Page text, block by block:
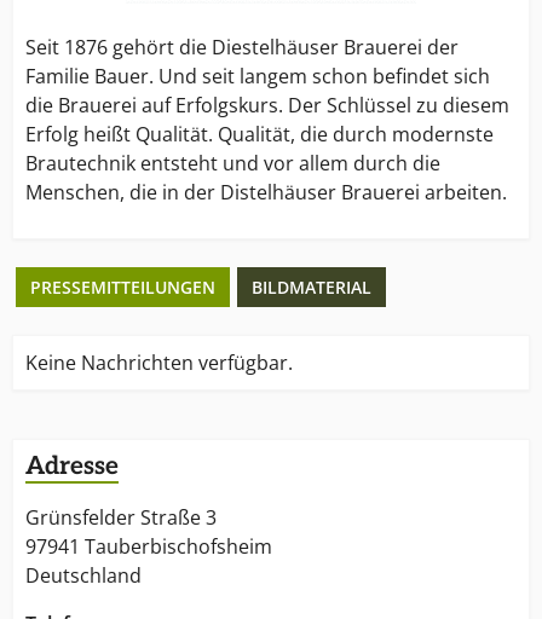
Seit 1876 gehört die Diestelhäuser Brauerei der
Familie Bauer. Und seit langem schon befindet sich
die Brauerei auf Erfolgskurs. Der Schlüssel zu diesem
Erfolg heißt Qualität. Qualität, die durch modernste
Brautechnik entsteht und vor allem durch die
Menschen, die in der Distelhäuser Brauerei arbeiten.
PRESSEMITTEILUNGEN BILDMATERIAL
Keine Nachrichten verfügbar.
Adresse
Grünsfelder Straße 3
97941 Tauberbischofsheim
Deutschland